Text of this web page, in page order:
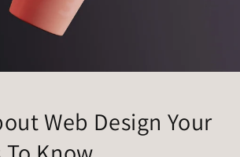
Web Design Your